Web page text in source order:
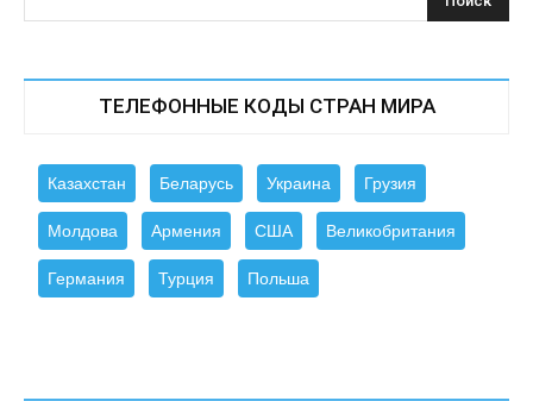
ТЕЛЕФОННЫЕ КОДЫ СТРАН МИРА
Казахстан Беларусь Украина Грузия
Молдова Армения США Великобритания
Германия Турция Польша